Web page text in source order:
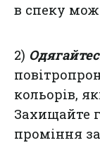
в спеку
2)
кольорів,
Захищайте
проміння